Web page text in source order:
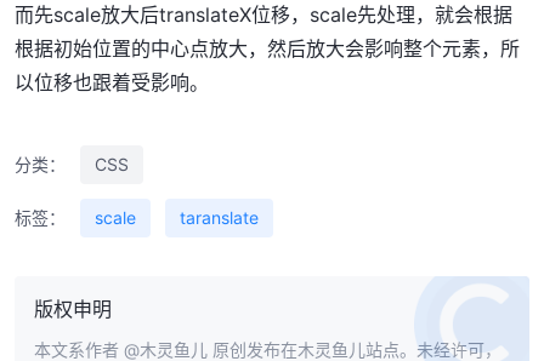
而先scale放大后translateX位移，scale先处理，就会根据
根据初始位置的中心点放大，然后放大会影响整个元素，所
以位移也跟着受影响。
分类： CSS
标签： scale taranslate
版权申明
本文系作者 @木灵鱼儿 原创发布在木灵鱼儿站点。未经许可，